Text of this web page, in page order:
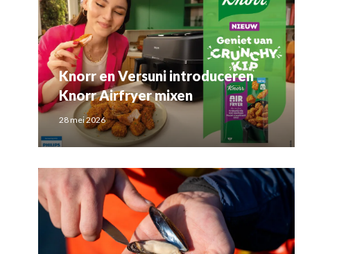
Knorr en Versuni introduceren
Knorr Airfryer mixen
28 mei 2026